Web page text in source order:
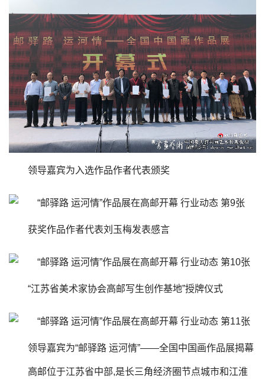
领导嘉宾为入选作品作者代表颁奖
获奖作品作者代表刘玉梅发表感言
“江苏省美术家协会高邮写生创作基地”授牌仪式
领导嘉宾为“邮驿路 运河情”——全国中国画作品展揭幕
高邮位于江苏省中部,是长三角经济圈节点城市和江淮